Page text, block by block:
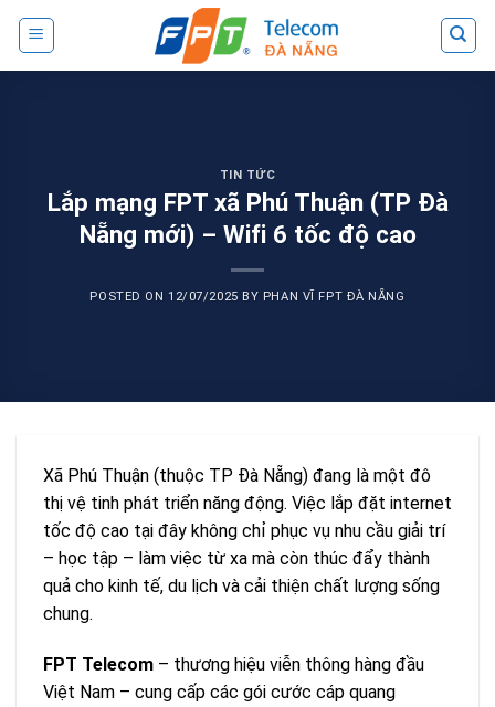
Skip
content
TIN TỨC
Lắp mạng FPT xã Phú Thuận (TP Đà
Nẵng mới) – Wifi 6 tốc độ cao
POSTED ON12/07/2025 BY PHAN VĨ FPT ĐÀ NẴNG
Xã Phú Thuận (thuộc TP Đà Nẵng) đang là một đô
thị vệ tinh phát triển năng động. Việc lắp đặt internet
tốc độ cao tại đây không chỉ phục vụ nhu cầu giải trí
– học tập – làm việc từ xa mà còn thúc đẩy thành
quả cho kinh tế, du lịch và cải thiện chất lượng sống
chung.
FPT Telecom – thương hiệu viễn thông hàng đầu
Việt Nam – cung cấp các gói cước cáp quang